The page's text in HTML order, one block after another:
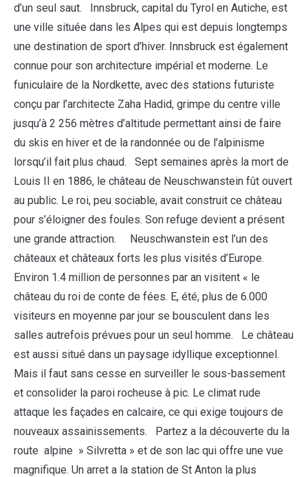
d’un seul saut. Innsbruck, capital du Tyrol en Autiche, est
une ville située dans les Alpes qui est depuis longtemps
une destination de sport d’hiver. Innsbruck est également
connue pour son architecture impérial et moderne. Le
funiculaire de la Nordkette, avec des stations futuriste
conçu par l’architecte Zaha Hadid, grimpe du centre ville
jusqu’à 2 256 mètres d’altitude permettant ainsi de faire
du skis en hiver et de la randonnée ou de l’alpinisme
lorsqu’il fait plus chaud. Sept semaines après la mort de
Louis II en 1886, le château de Neuschwanstein fût ouvert
au public. Le roi, peu sociable, avait construit ce château
pour s’éloigner des foules. Son refuge devient a présent
une grande attraction. Neuschwanstein est l’un des
châteaux et châteaux forts les plus visités d’Europe.
Environ 1.4 million de personnes par an visitent « le
château du roi de conte de fées. E, été, plus de 6.000
visiteurs en moyenne par jour se bousculent dans les
salles autrefois prévues pour un seul homme. Le château
est aussi situé dans un paysage idyllique exceptionnel.
Mais il faut sans cesse en surveiller le sous-bassement
et consolider la paroi rocheuse à pic. Le climat rude
attaque les façades en calcaire, ce qui exige toujours de
nouveaux assainissements. Partez a la découverte du la
route alpine » Silvretta » et de son lac qui offre une vue
magnifique. Un arret a la station de St Anton la plus